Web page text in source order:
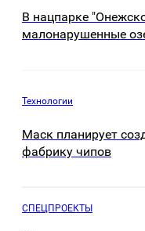
В нацпарке
малонарушенные
Технологии
Маск планирует
фабрику чипов
СПЕЦПРОЕКТЫ